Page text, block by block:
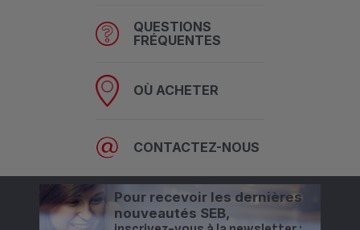
QUESTIONS
FRÉQUENTES
OÙ ACHETER
CONTACTEZ-NOUS
Pour recevoir les dernières
nouveautés SEB,